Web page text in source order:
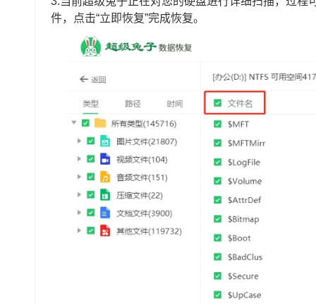
件，点击“立即恢复”完成恢复。